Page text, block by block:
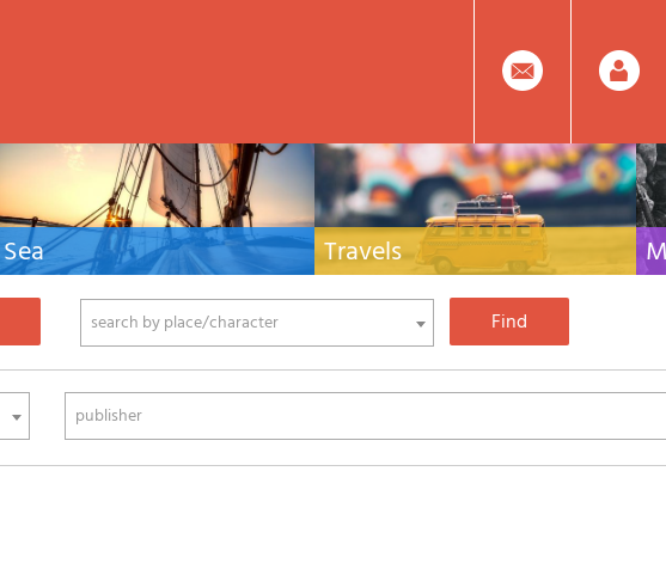
Sea
Nautical manuals, nautical cartography, books
and literature for sailboat and motor
Travels
Travel guides and travel literature for Italy,
Europe and the rest of the world
search by place/character
publisher